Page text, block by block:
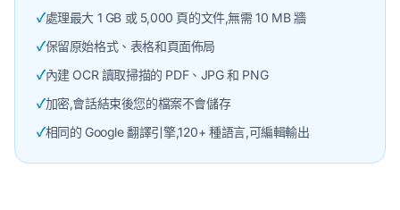
✓處理最大 1 GB 或 5,000 頁的文件,無需 10 MB 牆
✓保留原始格式、表格和頁面佈局
✓內建 OCR 讀取掃描的 PDF、JPG 和 PNG
✓加密,會話結束後您的檔案不會儲存
✓相同的 Google 翻譯引擎,120+ 種語言,可編輯輸出